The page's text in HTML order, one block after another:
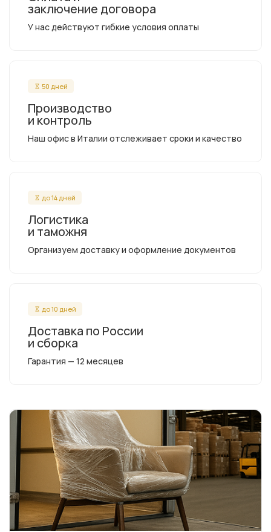
заключение договора
У нас действуют гибкие условия оплаты
50 дней
Производство
и контроль
Наш офис в Италии отслеживает сроки и качество
до 14 дней
Логистика
и таможня
Организуем доставку и оформление документов
до 10 дней
Доставка по России
и сборка
Гарантия — 12 месяцев